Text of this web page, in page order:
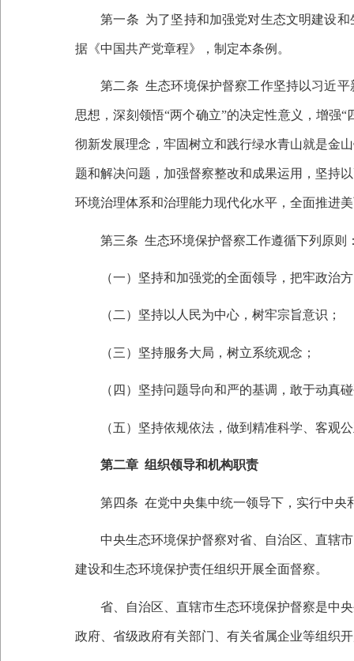
第一条 为了坚持和加强党对生态文明建设
据《中国共产党章程》，制定本条例。
第二条 生态环境保护督察工作坚持以习近
思想，深刻领悟“两个确立”的决定性意义，增强
彻新发展理念，牢固树立和践行绿水青山就是金
题和解决问题，加强督察整改和成果运用，坚持
环境治理体系和治理能力现代化水平，全面推进
第三条 生态环境保护督察工作遵循下列原则
（一）坚持和加强党的全面领导，把牢政治
（二）坚持以人民为中心，树牢宗旨意识；
（三）坚持服务大局，树立系统观念；
（四）坚持问题导向和严的基调，敢于动真
（五）坚持依规依法，做到精准科学、客观
第二章 组织领导和机构职责
第四条 在党中央集中统一领导下，实行中央
中央生态环境保护督察对省、自治区、直辖市
建设和生态环境保护责任组织开展全面督察。
省、自治区、直辖市生态环境保护督察是中央
政府、省级政府有关部门、有关省属企业等组织